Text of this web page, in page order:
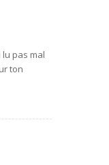
lu pas mal
ton